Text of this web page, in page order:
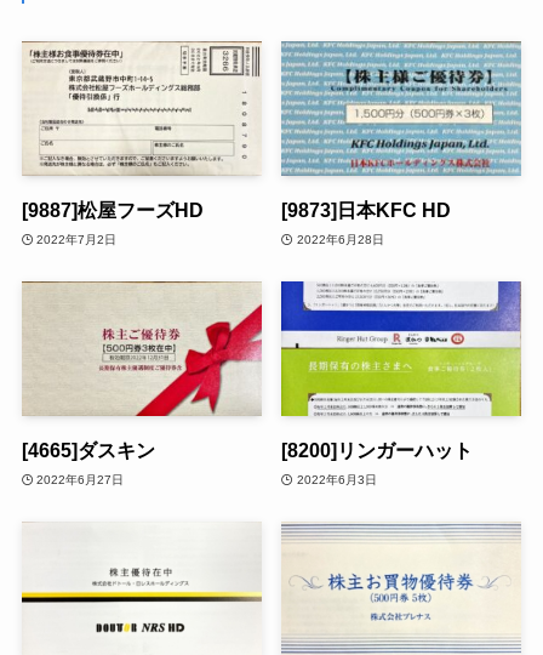
[9887]松屋フーズHD
2022年7月2日
[9873]日本KFC HD
2022年6月28日
[4665]ダスキン
2022年6月27日
[8200]リンガーハット
2022年6月3日